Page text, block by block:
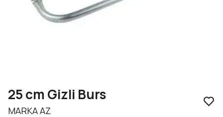
25 cm Gizli Burs
MARKA AZ